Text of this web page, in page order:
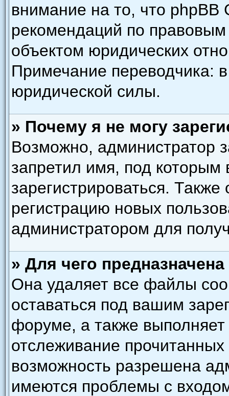
внимание на то, что phpBB
рекомендаций по
объектом юридических
Примечание переводчика:
юридической силы.
» Почему я не могу
Возможно, администратор
запретил имя, под которым
зарегистрироваться.
регистрацию новых
администратором для
» Для чего
Она удаляет все файлы
оставаться под вашим
форуме, а также выполняет
отслеживание
возможность разрешена
имеются проблемы с